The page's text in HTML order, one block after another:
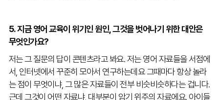
5. 지금 영어 교육이 위기인 원인, 그것을 벗어나기 위한 대안은
무엇인가요?
저는 그 질문의 답이 콘텐츠라고 봐요. 저는 영어 자료들을 서점에
서, 인터넷에서 꾸준히 모아서 연구하는데요 그때마다 항상 놀라
는 점이 무엇이냐, 그 많은 자료들이 전부 비슷비슷하다는 겁니다.
근데 그것이 어떤 자료냐, 대부분이 암기 위주의 자료에요. 아이들